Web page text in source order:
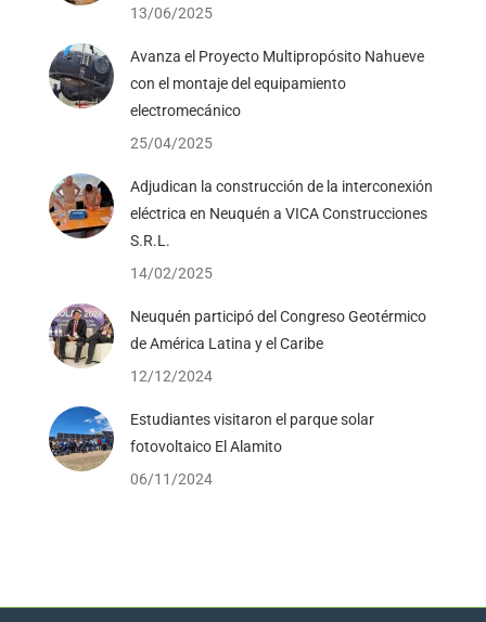
13/06/2025
Avanza el Proyecto Multipropósito Nahueve
con el montaje del equipamiento
electromecánico
25/04/2025
Adjudican la construcción de la interconexión
eléctrica en Neuquén a VICA Construcciones
S.R.L.
14/02/2025
Neuquén participó del Congreso Geotérmico
de América Latina y el Caribe
12/12/2024
Estudiantes visitaron el parque solar
fotovoltaico El Alamito
06/11/2024